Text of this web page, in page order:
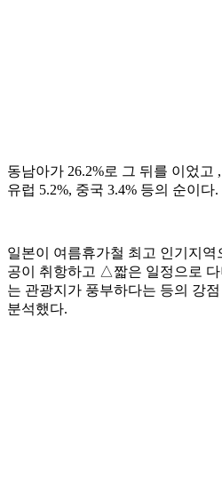
동남아가 26.2%로 그 뒤를 이었고
유럽 5.2%, 중국 3.4% 등의 순이다.
일본이 여름휴가철 최고 인기지
공이 취항하고 △짧은 일정으로
는 관광지가 풍부하다는 등의 강
분석했다.